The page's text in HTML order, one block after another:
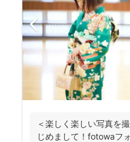
＜楽しく楽しい写真を
じめまして！fotowaフ